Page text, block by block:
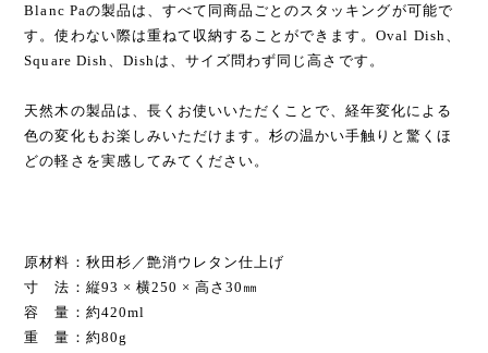
Blanc Paの製品は、すべて同商品ごとのスタッキングが可能で
す。使わない際は重ねて収納することができます。Oval Dish、
Square Dish、Dishは、サイズ問わず同じ高さです。
天然木の製品は、長くお使いいただくことで、経年変化による
色の変化もお楽しみいただけます。杉の温かい手触りと驚くほ
どの軽さを実感してみてください。
原材料：秋田杉／艶消ウレタン仕上げ
寸 法：縦93 × 横250 × 高さ30㎜
容 量：約420ml
重 量：約80g